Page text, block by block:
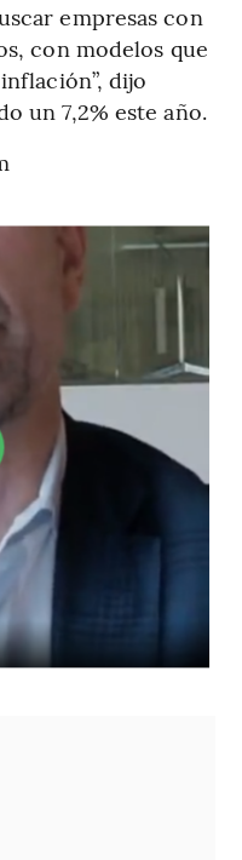
empresas con
con modelos que
dijo
un 7,2% este año.